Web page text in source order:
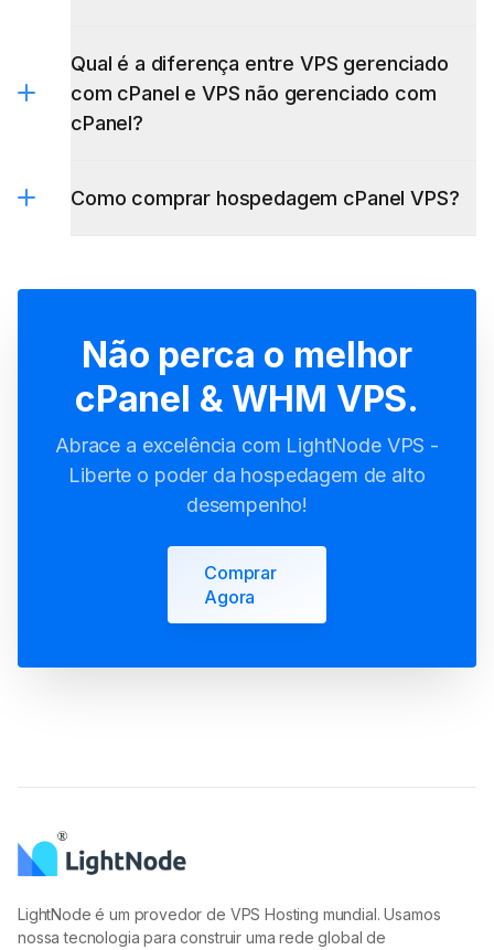
Qual é a diferença entre VPS gerenciado
com cPanel e VPS não gerenciado com
cPanel?
Como comprar hospedagem cPanel VPS?
Não perca o melhor
cPanel & WHM VPS.
Abrace a excelência com LightNode VPS -
Liberte o poder da hospedagem de alto
desempenho!
Comprar
Agora
LightNode é um provedor de VPS Hosting mundial. Usamos
nossa tecnologia para construir uma rede global de